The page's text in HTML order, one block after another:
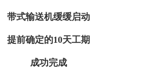
带式输送机缓缓启动
提前确定的10天工期
成功完成